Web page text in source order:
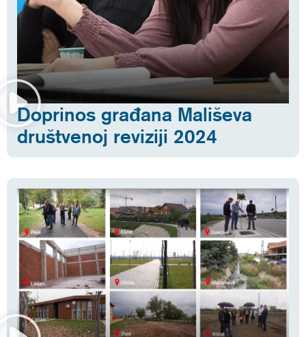
Doprinos građana Mališeva
društvenoj reviziji 2024